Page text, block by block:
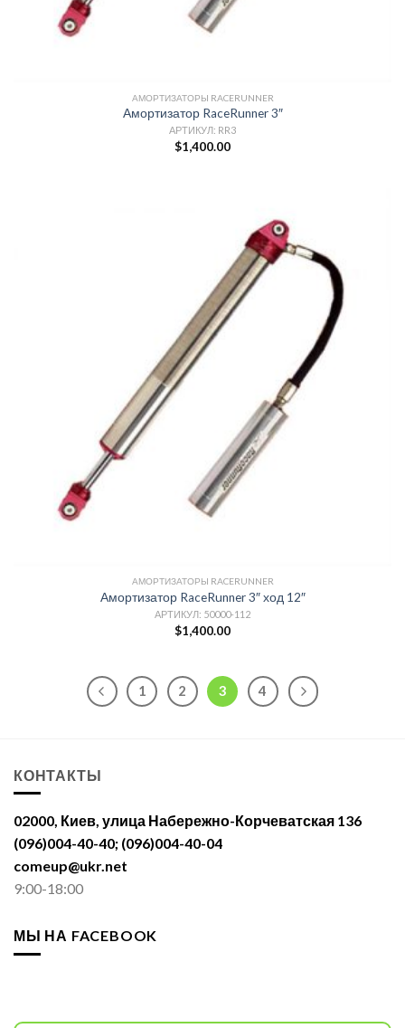
АМОРТИЗАТОРЫ RACERUNNER
Амортизатор RaceRunner 3″
АРТИКУЛ: RR3
$1,400.00
АМОРТИЗАТОРЫ RACERUNNER
Амортизатор RaceRunner 3″ ход 12″
АРТИКУЛ: 50000-112
$1,400.00
1 2 3 4
КОНТАКТЫ
02000, Киев, улица Набережно-Корчеватская 136
(096)004-40-40; (096)004-40-04
comeup@ukr.net
9:00-18:00
МЫ НА FACEBOOK